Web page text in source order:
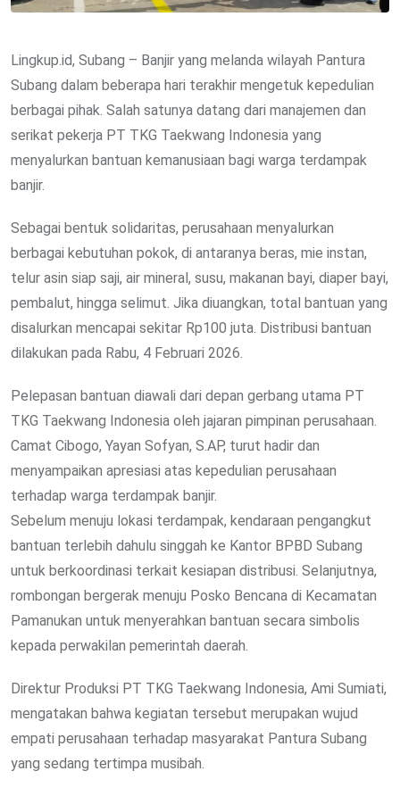
Lingkup.id, Subang – Banjir yang melanda wilayah Pantura
Subang dalam beberapa hari terakhir mengetuk kepedulian
berbagai pihak. Salah satunya datang dari manajemen dan
serikat pekerja PT TKG Taekwang Indonesia yang
menyalurkan bantuan kemanusiaan bagi warga terdampak
banjir.
Sebagai bentuk solidaritas, perusahaan menyalurkan
berbagai kebutuhan pokok, di antaranya beras, mie instan,
telur asin siap saji, air mineral, susu, makanan bayi, diaper bayi,
pembalut, hingga selimut. Jika diuangkan, total bantuan yang
disalurkan mencapai sekitar Rp100 juta. Distribusi bantuan
dilakukan pada Rabu, 4 Februari 2026.
Pelepasan bantuan diawali dari depan gerbang utama PT
TKG Taekwang Indonesia oleh jajaran pimpinan perusahaan.
Camat Cibogo, Yayan Sofyan, S.AP, turut hadir dan
menyampaikan apresiasi atas kepedulian perusahaan
terhadap warga terdampak banjir.
Sebelum menuju lokasi terdampak, kendaraan pengangkut
bantuan terlebih dahulu singgah ke Kantor BPBD Subang
untuk berkoordinasi terkait kesiapan distribusi. Selanjutnya,
rombongan bergerak menuju Posko Bencana di Kecamatan
Pamanukan untuk menyerahkan bantuan secara simbolis
kepada perwakilan pemerintah daerah.
Direktur Produksi PT TKG Taekwang Indonesia, Ami Sumiati,
mengatakan bahwa kegiatan tersebut merupakan wujud
empati perusahaan terhadap masyarakat Pantura Subang
yang sedang tertimpa musibah.